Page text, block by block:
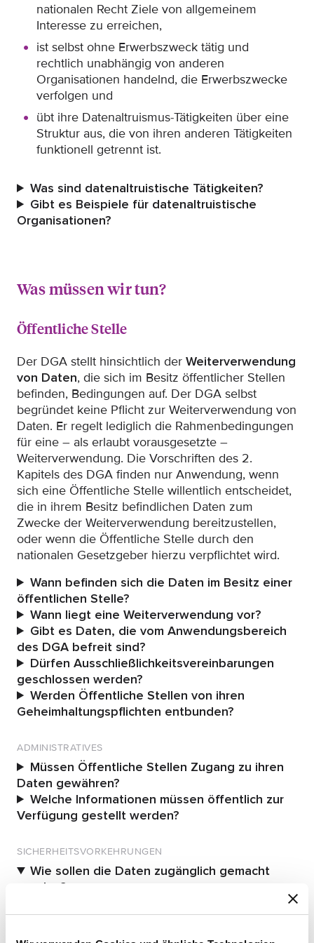
nationalen Recht Ziele von allgemeinem
Interesse zu erreichen,
ist selbst ohne Erwerbszweck tätig und
rechtlich unabhängig von anderen
Organisationen handelnd, die Erwerbszwecke
verfolgen und
übt ihre Datenaltruismus-Tätigkeiten über eine
Struktur aus, die von ihren anderen Tätigkeiten
funktionell getrennt ist.
Was sind datenaltruistische Tätigkeiten?
Gibt es Beispiele für datenaltruistische
Organisationen?
Was müssen wir tun?
Öffentliche Stelle
Der DGA stellt hinsichtlich der Weiterverwendung
von Daten, die sich im Besitz öffentlicher Stellen
befinden, Bedingungen auf. Der DGA selbst
begründet keine Pflicht zur Weiterverwendung von
Daten. Er regelt lediglich die Rahmenbedingungen
für eine – als erlaubt vorausgesetzte –
Weiterverwendung. Die Vorschriften des 2.
Kapitels des DGA finden nur Anwendung, wenn
sich eine Öffentliche Stelle willentlich entscheidet,
die in ihrem Besitz befindlichen Daten zum
Zwecke der Weiterverwendung bereitzustellen,
oder wenn die Öffentliche Stelle durch den
nationalen Gesetzgeber hierzu verpflichtet wird.
Wann befinden sich die Daten im Besitz einer
öffentlichen Stelle?
Wann liegt eine Weiterverwendung vor?
Gibt es Daten, die vom Anwendungsbereich
des DGA befreit sind?
Dürfen Ausschließlichkeitsvereinbarungen
geschlossen werden?
Werden Öffentliche Stellen von ihren
Geheimhaltungspflichten entbunden?
ADMINISTRATIVES
Müssen Öffentliche Stellen Zugang zu ihren
Daten gewähren?
Welche Informationen müssen öffentlich zur
Verfügung gestellt werden?
SICHERHEITSVORKEHRUNGEN
Wie sollen die Daten zugänglich gemacht
werden?
bereitgestellten oder kontrollierten sicheren